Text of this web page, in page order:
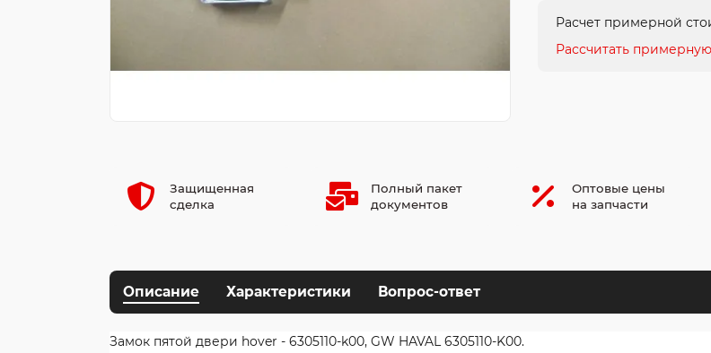
Расчет примерной
Рассчитать
Защищенная
сделка
Полный пакет
документов
Оптовые цены
на запчасти
Описание Характеристики Вопрос-ответ
Замок пятой двери hover - 6305110-k00, GW HAVAL 6305110-K00.